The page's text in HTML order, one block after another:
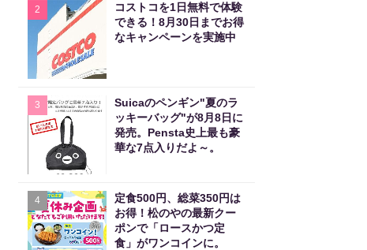
2
コストコを1日無料で体験
できる！8月30日までお得
なキャンペーンを実施中
3
Suicaのペンギン"夏のラ
ッキーバッグ"が8月8日に
発売。Pensta史上最も豪
華な7点入りだよ～。
4
定食500円、総菜350円は
お得！松のやの最新クー
ポンで「ロースかつ定
食」がワンコインに。